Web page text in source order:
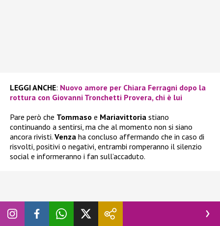
LEGGI ANCHE: Nuovo amore per Chiara Ferragni dopo la
rottura con Giovanni Tronchetti Provera, chi è lui
Pare però che Tommaso e Mariavittoria stiano
continuando a sentirsi, ma che al momento non si siano
ancora rivisti. Venza ha concluso affermando che in caso di
risvolti, positivi o negativi, entrambi romperanno il silenzio
social e informeranno i fan sull’accaduto.